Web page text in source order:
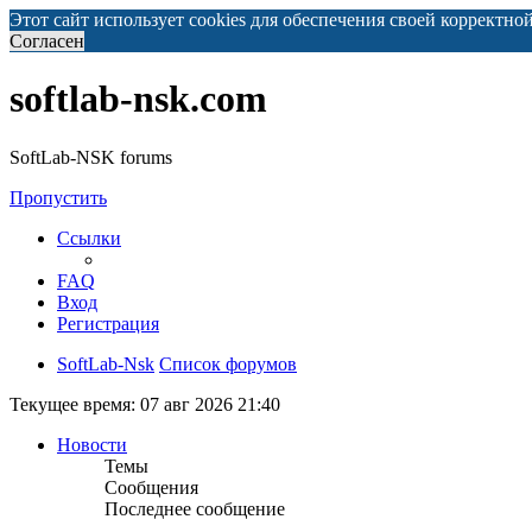
Этот сайт использует cookies для обеспечения своей
Согласен
softlab-nsk.com
SoftLab-NSK forums
Пропустить
Ссылки
FAQ
Вход
Регистрация
SoftLab-Nsk Список форумов
Текущее время: 07 авг 2026 21:40
Новости
Темы
Сообщения
Последнее сообщение